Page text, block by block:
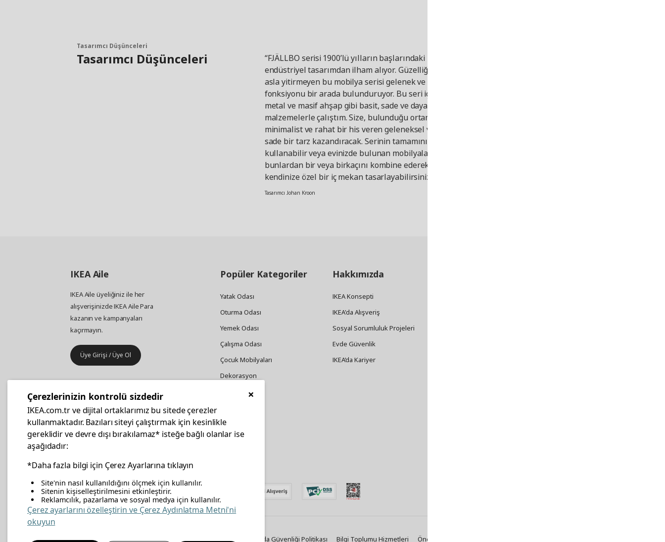
Tasarımcı Düşünceleri
Tasarımcı Düşünceleri
“FJÄLLBO serisi 1900’lü yılların başlarındaki
endüstriyel tasarımdan ilham alıyor. Güzelliğini
asla yitirmeyen bu mobilya serisi gelenek ve
fonksiyonu bir arada bulunduruyor. Bu seri için
metal ve masif ahşap gibi basit, sade ve dayanıklı
malzemelerle çalıştım. Size, bulunduğu ortama
minimalist ve rahat bir his veren geleneksel ve
sade bir tarz kazandıracak. Serinin tamamını
kullanabilir veya evinizde bulunan mobilyalarınızla
bunlardan bir veya birkaçını kombine ederek
kendinize özel bir iç mekan tasarlayabilirsiniz.”
Tasarımcı Johan Kroon
IKEAAile
IKEA Aile üyeliğiniz ile her
alışverişinizde IKEA Aile Para
kazanın ve kampanyaları
kaçırmayın.
Üye Girişi / Üye Ol
İş yeri mobilya ve aksesuar
alışverişleriniz IKEA Kurumsal Kart
ile daha hesaplı.
Popüler Kategoriler
Yatak Odası
Oturma Odası
Yemek Odası
Çalışma Odası
Çocuk Mobilyaları
Dekorasyon
Züccaciye
Hakkımızda
IKEA Konsepti
IKEA'da Alışveriş
Sosyal Sorumluluk Projeleri
Evde Güvenlik
IKEA’da Kariyer
facebooktwitterinstagrampinterestyoutubelinkedin
Enerji Politikası Bilgi Güvenliği Politikası Kalite Politikası Gıda Güvenliği Politikası Bilgi Toplumu Hizmetleri Önemli Bilgilendirme
×
Çerezlerinizin kontrolü sizdedir
IKEA.com.tr ve dijital ortaklarımız bu sitede çerezler
kullanmaktadır. Bazıları siteyi çalıştırmak için kesinlikle
gereklidir ve devre dışı bırakılamaz* isteğe bağlı olanlar ise
aşağıdadır:
*Daha fazla bilgi için Çerez Ayarlarına tıklayın
Site'nin nasıl kullanıldığını ölçmek için kullanılır.
Sitenin kişiselleştirilmesini etkinleştirir.
Reklamcılık, pazarlama ve sosyal medya için kullanılır.
Çerez ayarlarını özelleştirin ve Çerez Aydınlatma Metni'ni
okuyun